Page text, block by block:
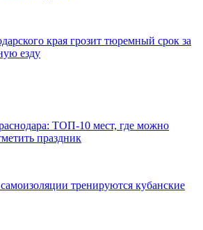
края грозит тюремный срок за
езду
ТОП-10 мест, где можно
праздник
тренируются кубанские